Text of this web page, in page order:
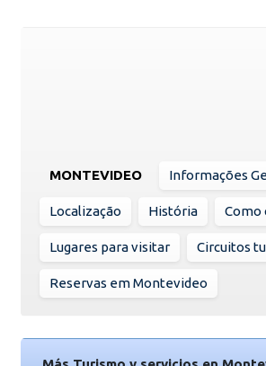
MONTEVIDEO Informações
Localização História Como
Lugares para visitar Circuitos
Reservas em Montevideo